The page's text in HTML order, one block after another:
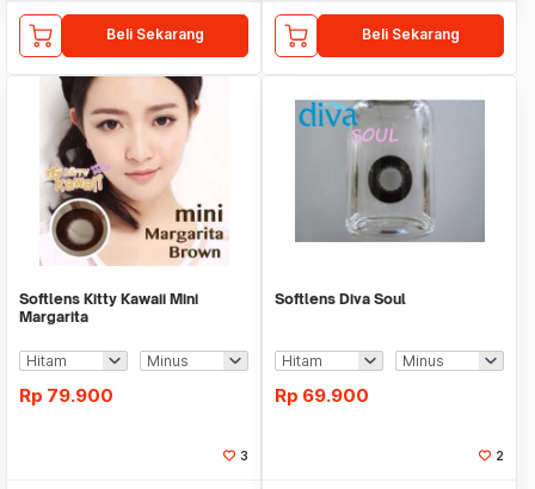
Beli Sekarang Beli Sekarang
Softlens Kitty Kawaii Mini
Margarita
Rp 79.900
3
Softlens Diva Soul
Rp 69.900
2